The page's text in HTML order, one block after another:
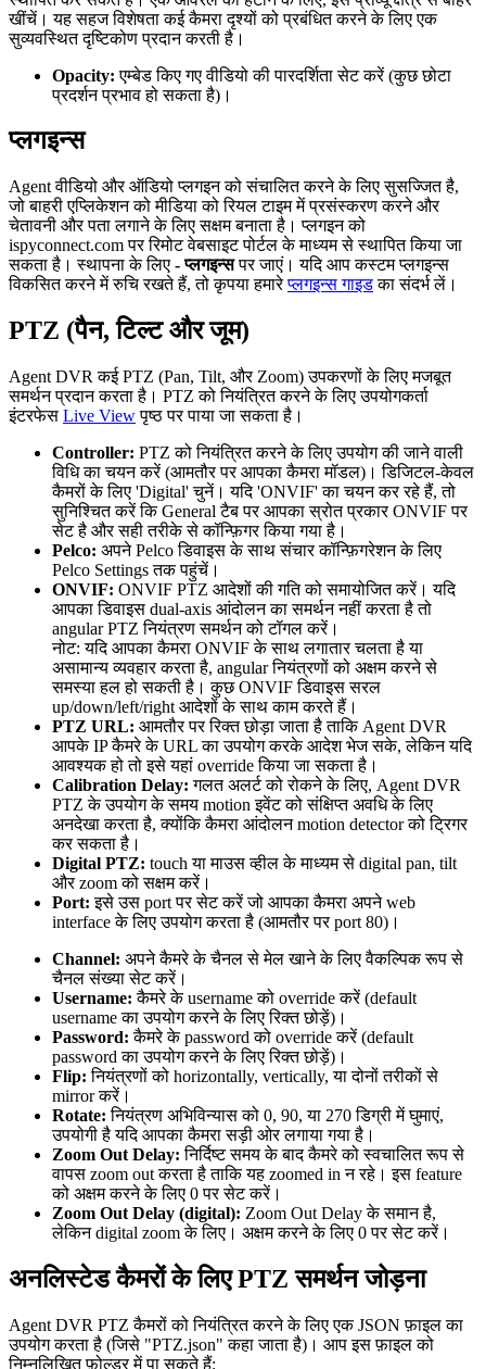
खींचें। यह सहज विशेषता कई कैमरा दृश्यों को प्रबंधित करने के लिए एक
सुव्यवस्थित दृष्टिकोण प्रदान करती है।
Opacity: एम्बेड किए गए वीडियो की पारदर्शिता सेट करें (कुछ छोटा
प्रदर्शन प्रभाव हो सकता है)।
प्लगइन्स
Agent वीडियो और ऑडियो प्लगइन को संचालित करने के लिए सुसज्जित है,
जो बाहरी एप्लिकेशन को मीडिया को रियल टाइम में प्रसंस्करण करने और
चेतावनी और पता लगाने के लिए सक्षम बनाता है। प्लगइन को
ispyconnect.com पर रिमोट वेबसाइट पोर्टल के माध्यम से स्थापित किया जा
सकता है। स्थापना के लिए - प्लगइन्सपर जाएं। यदि आप कस्टम प्लगइन्स
विकसित करने में रुचि रखते हैं, तो कृपया हमारेप्लगइन्स गाइडका संदर्भ लें।
PTZ (पैन, टिल्ट और जूम)
Agent DVR कई PTZ (Pan, Tilt, और Zoom) उपकरणों के लिए मजबूत
समर्थन प्रदान करता है। PTZ को नियंत्रित करने के लिए उपयोगकर्ता
इंटरफेस Live Viewपृष्ठ पर पाया जा सकता है।
Controller: PTZ को नियंत्रित करने के लिए उपयोग की जाने वाली
विधि का चयन करें (आमतौर पर आपका कैमरा मॉडल)। डिजिटल-केवल
कैमरों के लिए 'Digital' चुनें। यदि 'ONVIF' का चयन कर रहे हैं, तो
सुनिश्चित करें कि General टैब पर आपका स्रोत प्रकार ONVIF पर
सेट है और सही तरीके से कॉन्फ़िगर किया गया है।
Pelco: अपने Pelco डिवाइस के साथ संचार कॉन्फ़िगरेशन के लिए
Pelco Settings तक पहुंचें।
ONVIF: ONVIF PTZ आदेशों की गति को समायोजित करें। यदि
आपका डिवाइस dual-axis आंदोलन का समर्थन नहीं करता है तो
angular PTZ नियंत्रण समर्थन को टॉगल करें।
नोट: यदि आपका कैमरा ONVIF के साथ लगातार चलता है या
असामान्य व्यवहार करता है, angular नियंत्रणों को अक्षम करने से
समस्या हल हो सकती है। कुछ ONVIF डिवाइस सरल
up/down/left/right आदेशों के साथ काम करते हैं।
PTZ URL: आमतौर पर रिक्त छोड़ा जाता है ताकि Agent DVR
आपके IP कैमरे के URL का उपयोग करके आदेश भेज सके, लेकिन यदि
आवश्यक हो तो इसे यहां override किया जा सकता है।
Calibration Delay: गलत अलर्ट को रोकने के लिए, Agent DVR
PTZ के उपयोग के समय motion इवेंट को संक्षिप्त अवधि के लिए
अनदेखा करता है, क्योंकि कैमरा आंदोलन motion detector को ट्रिगर
कर सकता है।
Digital PTZ: touch या माउस व्हील के माध्यम से digital pan, tilt
और zoom को सक्षम करें।
Port: इसे उस port पर सेट करें जो आपका कैमरा अपने web
interface के लिए उपयोग करता है (आमतौर पर port 80)।
Channel: अपने कैमरे के चैनल से मेल खाने के लिए वैकल्पिक रूप से
चैनल संख्या सेट करें।
Username: कैमरे के username को override करें (default
username का उपयोग करने के लिए रिक्त छोड़ें)।
Password: कैमरे के password को override करें (default
password का उपयोग करने के लिए रिक्त छोड़ें)।
Flip: नियंत्रणों को horizontally, vertically, या दोनों तरीकों से
mirror करें।
Rotate: नियंत्रण अभिविन्यास को 0, 90, या 270 डिग्री में घुमाएं,
उपयोगी है यदि आपका कैमरा सड़ी ओर लगाया गया है।
Zoom Out Delay: निर्दिष्ट समय के बाद कैमरे को स्वचालित रूप से
वापस zoom out करता है ताकि यह zoomed in न रहे। इस feature
को अक्षम करने के लिए 0 पर सेट करें।
Zoom Out Delay (digital): Zoom Out Delay के समान है,
लेकिन digital zoom के लिए। अक्षम करने के लिए 0 पर सेट करें।
अनलिस्टेड कैमरों के लिए PTZ समर्थन जोड़ना
Agent DVR PTZ कैमरों को नियंत्रित करने के लिए एक JSON फ़ाइल का
उपयोग करता है (जिसे "PTZ.json" कहा जाता है)। आप इस फ़ाइल को
निम्नलिखित फ़ोल्डर में पा सकते हैं: